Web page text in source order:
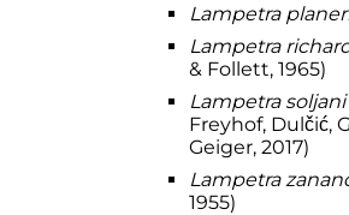
Lampetra
Lampetra
& Follett, 1965)
Lampetra soljani
Freyhof, Dulčić,
Geiger, 2017)
Lampetra
1955)